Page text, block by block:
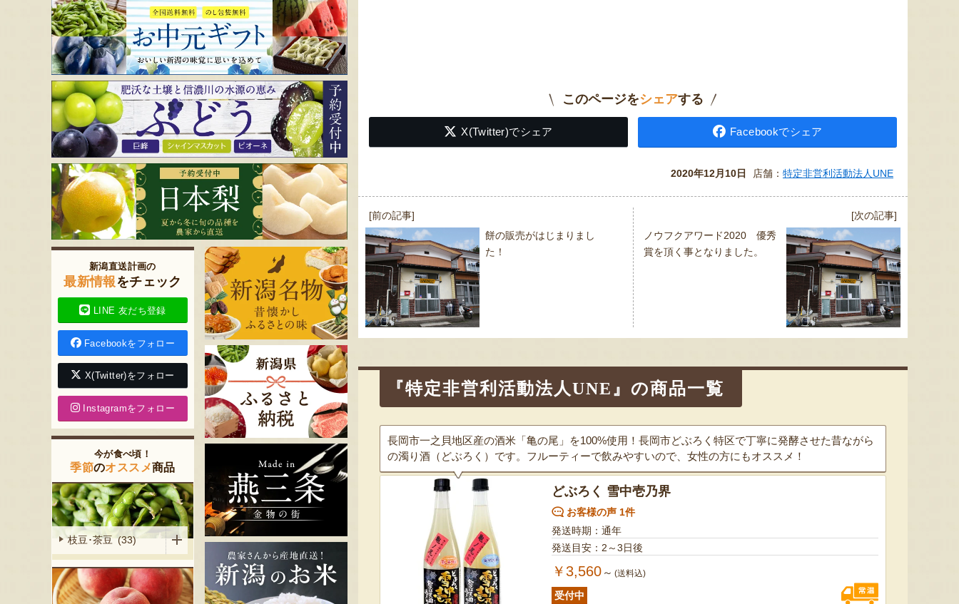
このページをシェアする
X(Twitter)でシェア Facebookでシェア
2020年12月10日 店舗： 特定非営利活動法人UNE
投
稿
ナ
ビ
ゲ
ー
シ
ョ
[前の記事]
餅の販売がはじまりまし
た！
[次の記事]
ノウフクアワード2020 優秀
賞を頂く事となりました。
『特定非営利活動法人UNE』の商品一覧
長岡市一之貝地区産の酒米「亀の尾」を100%使用！長岡市どぶろく特区で丁寧に発酵させた昔ながら
の濁り酒（どぶろく）です。フルーティーで飲みやすいので、女性の方にもオススメ！
どぶろく 雪中壱乃界
お客様の声 1件
発送時期：通年
発送目安：2～3日後
￥3,560 ～ (送料込)
受付中
新潟直送計画の
最新情報をチェック
LINE 友だち登録
Facebookをフォロー
X(Twitter)をフォロー
Instagramをフォロー
今が食べ頃！
季節のオススメ商品
枝豆･茶豆 (33)